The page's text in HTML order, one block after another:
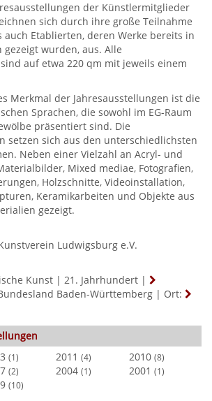
der Künstlermitglieder
sich durch ihre große Teilnahme
auch Etablierten, deren Werke bereits in
gezeigt wurden, aus. Alle
auf etwa 220 qm mit jeweils einem
Merkmal der Jahresausstellungen ist die
Sprachen, die sowohl im EG-Raum
präsentiert sind. Die
setzen sich aus den unterschiedlichsten
Neben einer Vielzahl an Acryl- und
Mixed mediae, Fotografien,
Holzschnitte, Videoinstallation,
Keramikarbeiten und Objekte aus
gezeigt.
Ludwigsburg e.V.
Kunst | 21. Jahrhundert |
Baden-Württemberg | Ort:
(1) 2011 (4) 2010 (8)
(2) 2004 (1) 2001 (1)
(10)